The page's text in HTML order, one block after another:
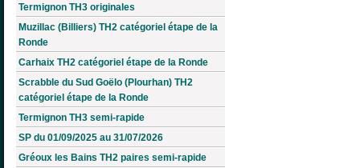
Termignon TH3 originales
Muzillac (Billiers) TH2 catégoriel étape de la
Ronde
Carhaix TH2 catégoriel étape de la Ronde
Scrabble du Sud Goëlo (Plourhan) TH2
catégoriel étape de la Ronde
Termignon TH3 semi-rapide
SP du 01/09/2025 au 31/07/2026
Gréoux les Bains TH2 paires semi-rapide